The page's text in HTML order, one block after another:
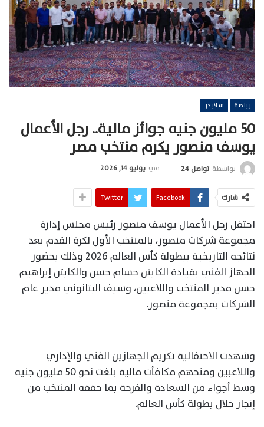
رياضة سلايدر
50 مليون جنيه جوائز مالية.. رجل الأعمال
يوسف منصور يكرم منتخب مصر
بواسطة تواصل 24 في يوليو 14, 2026
شارك Facebook
Twitter
احتفل رجل الأعمال يوسف منصور رئيس مجلس إدارة
مجموعة شركات منصور، بالمنتخب الأول لكرة القدم بعد
نتائجه التاريخية ببطولة كأس العالم 2026 وذلك بحضور
الجهاز الفني بقيادة الكابتن حسام حسن والكابتن إبراهيم
حسن مدير المنتخب واللاعبين، وسيف البتانوني مدير عام
الشركات بمجموعة منصور.
وشهدت الاحتفالية تكريم الجهازين الفني والإداري
واللاعبين ومنحهم مكافأت مالية بلغت نحو 50 مليون جنيه
وسط أجواء من السعادة والفرحة بما حققه المنتخب من
إنجاز خلال بطولة كأس العالم.